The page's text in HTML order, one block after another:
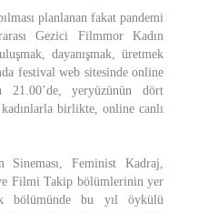
planlanan fakat pandemi
Gezici Filmmor Kadın
dayanışmak, üretmek
festival web sitesinde online
21.00’de, yeryüzünün dört
birlikte, online canlı
Sineması, Feminist Kadraj,
Filmi Takip bölümlerinin yer
bölümünde bu yıl öykülü